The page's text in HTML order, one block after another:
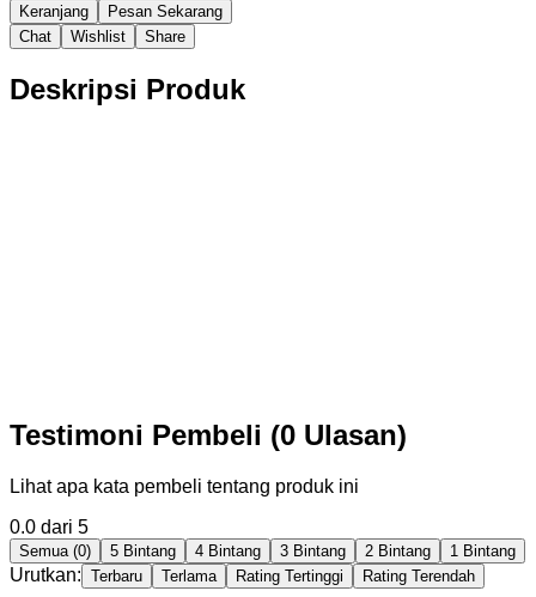
Keranjang
Pesan Sekarang
Chat
Wishlist Share
Deskripsi Produk
Testimoni Pembeli (0 Ulasan)
Lihat apa kata pembeli tentang produk ini
0.0 dari 5
Semua (0) 5 Bintang 4 Bintang 3 Bintang 2 Bintang 1 Bintang
Urutkan: Terbaru Terlama Rating Tertinggi Rating Terendah